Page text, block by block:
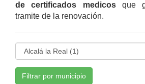
de certificados medicosque
tramite de la renovación.
Filtrar por municipio